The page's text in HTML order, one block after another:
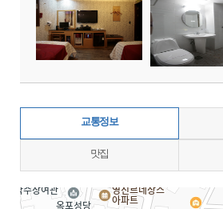
교통정보
맛집
지도삽입 (가로100%)